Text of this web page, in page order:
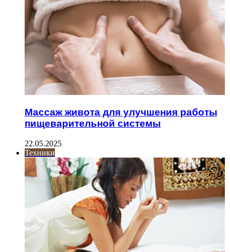
Массаж живота для улучшения работы
пищеварительной системы
22.05.2025
Техники